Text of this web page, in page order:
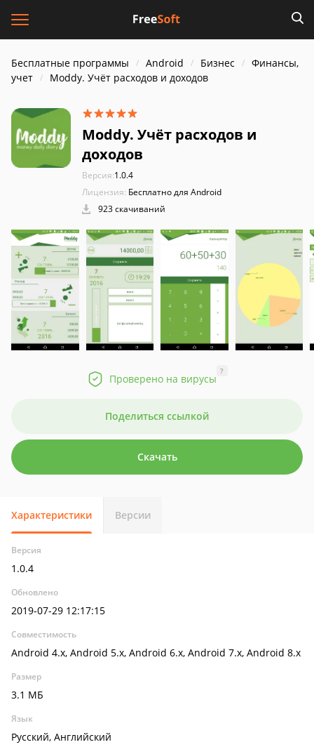
Бесплатные программы Android Бизнес
Финансы,
учет
Moddy. Учёт расходов и доходов
Moddy. Учёт расходов и
доходов
Версия:1.0.4
Лицензия: Бесплатно для Android
923 скачиваний
Проверено на вирусы
?
Поделиться ссылкой
Скачать
Характеристики Версии
Версия
1.0.4
Обновлено
2019-07-29 12:17:15
Совместимость
Android 4.x, Android 5.x, Android 6.x, Android 7.x, Android 8.x
Размер
3.1 МБ
Язык
Русский, Английский